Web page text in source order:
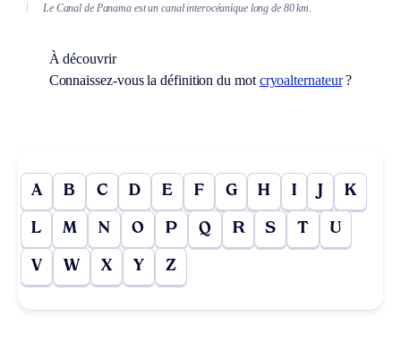
Le Canal de Panama est un canal interocéanique long de 80 km.
À découvrir
Connaissez-vous la définition du mot cryoalternateur?
A B C D E F G H I J K
L M N O P Q R S T U
V W X Y Z